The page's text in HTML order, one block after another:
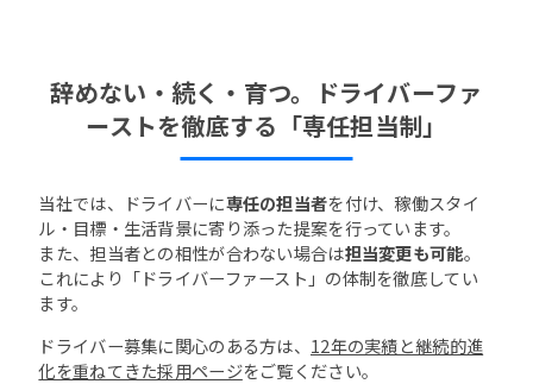
辞めない・続く・育つ。ドライバーファ
ーストを徹底する「専任担当制」
当社では、ドライバーに専任の担当者を付け、稼働スタイ
ル・目標・生活背景に寄り添った提案を行っています。
また、担当者との相性が合わない場合は担当変更も可能。
これにより「ドライバーファースト」の体制を徹底してい
ます。
ドライバー募集に関心のある方は、 12年の実績と継続的進
化を重ねてきた採用ページをご覧ください。